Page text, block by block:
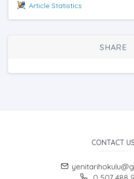
Article Statistics
SHARE
CONTACT